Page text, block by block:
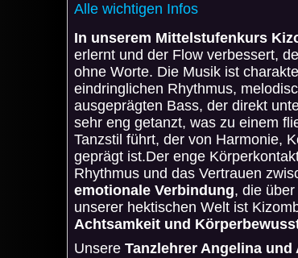
Alle wichtigen Infos
In unserem Mittelstufenkurs
erlernt und der Flow verbessert,
ohne Worte. Die Musik ist
eindringlichen Rhythmus,
ausgeprägten Bass, der direkt
sehr eng getanzt, was zu einem
Tanzstil führt, der von Harmonie,
geprägt ist.Der enge
Rhythmus und das Vertrauen
emotionale Verbindung, die
unserer hektischen Welt ist
Achtsamkeit und
Unsere Tanzlehrer Angelina und